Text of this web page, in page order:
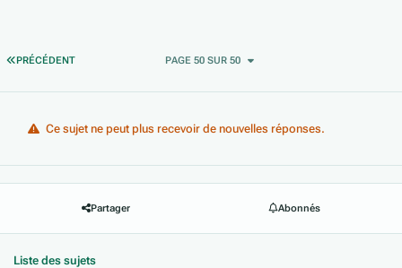
PREMIÈRE PAGE
PRÉCÉDENT PAGE 50 SUR 50
Ce sujet ne peut plus recevoir de nouvelles réponses.
Partager Abonnés
Liste des sujets